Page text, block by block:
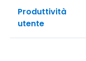
Produttività
utente